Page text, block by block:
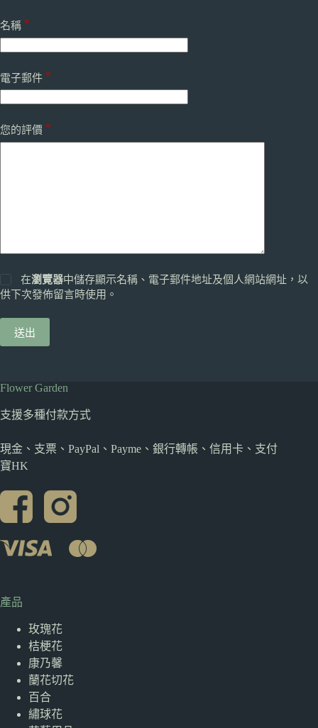
名稱 *
電子郵件 *
您的評價 *
在瀏覽器中儲存顯示名稱、電子郵件地址及個人網站網址，以
供下次發佈留言時使用。
送出
Flower Garden
支援多種付款方式
現金、支票、PayPal、Payme、銀行轉帳、信用卡、支付
寶HK
產品
玫瑰花
桔梗花
康乃馨
蘭花切花
百合
繡球花